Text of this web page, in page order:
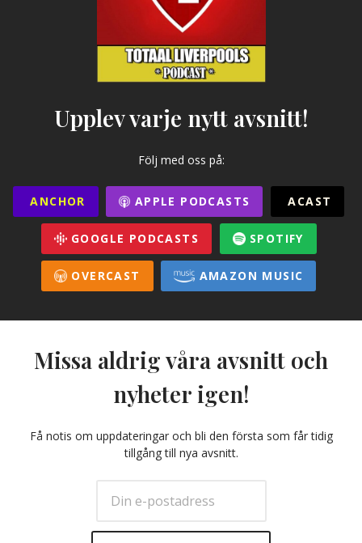
Upplev varje nytt avsnitt!
Följ med oss på:
ANCHOR APPLE PODCASTS ACAST
GOOGLE PODCASTS SPOTIFY
OVERCAST AMAZON MUSIC
Missa aldrig våra avsnitt och
nyheter igen!
Få notis om uppdateringar och bli den första som får tidig
tillgång till nya avsnitt.